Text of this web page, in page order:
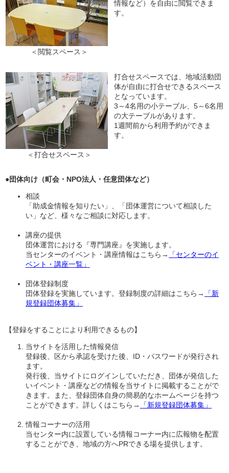
情報など）を自由に閲覧できま
す。
＜閲覧スペース＞
打合せスペースでは、地域活動団
体が自由に打合せできるスペース
となっています。
3～4名用の小テーブル、5～6名用
の大テーブルがあります。
1週間前から利用予約ができま
す。
＜打合せスペース＞
●団体向け（町会・NPO法人・任意団体など）
相談
「助成金情報を知りたい」、「団体運営について相談した
い」など、様々なご相談に対応します。
講座の提供
団体運営における『専門講座』を実施します。
当センターのイベント・講座情報はこちら→
「センターのイ
ベント・講座一覧」
団体登録制度
団体登録を実施しています。登録制度の詳細はこちら→
「新
規登録団体募集」
【登録をすることにより利用できるもの】
当サイトを活用した情報発信
登録後、区から承認を受けた後、ID・パスワードが発行され
ます。
発行後、当サイトにログインしていただき、団体が発信した
いイベント・講座などの情報を当サイトに掲載することがで
きます。また、登録団体自身の簡易的なホームページを持つ
ことができます。詳しくはこちら→
「新規登録団体募集」
情報コーナーの活用
当センター内に設置している情報コーナー内に広報物を配置
することができ、地域の方へPRできる場を提供します。